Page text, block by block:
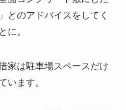
とのアドバイスをしてく
に。
家は駐車場スペースだけ
います。